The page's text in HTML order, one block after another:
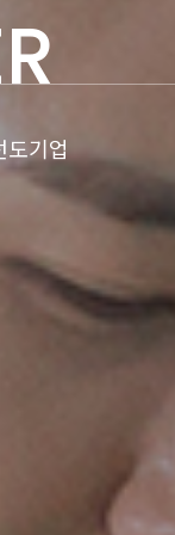
기업